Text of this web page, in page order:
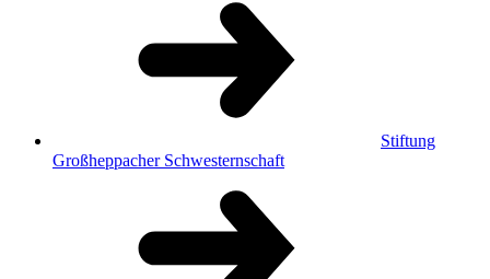
Stiftung
Großheppacher Schwesternschaft